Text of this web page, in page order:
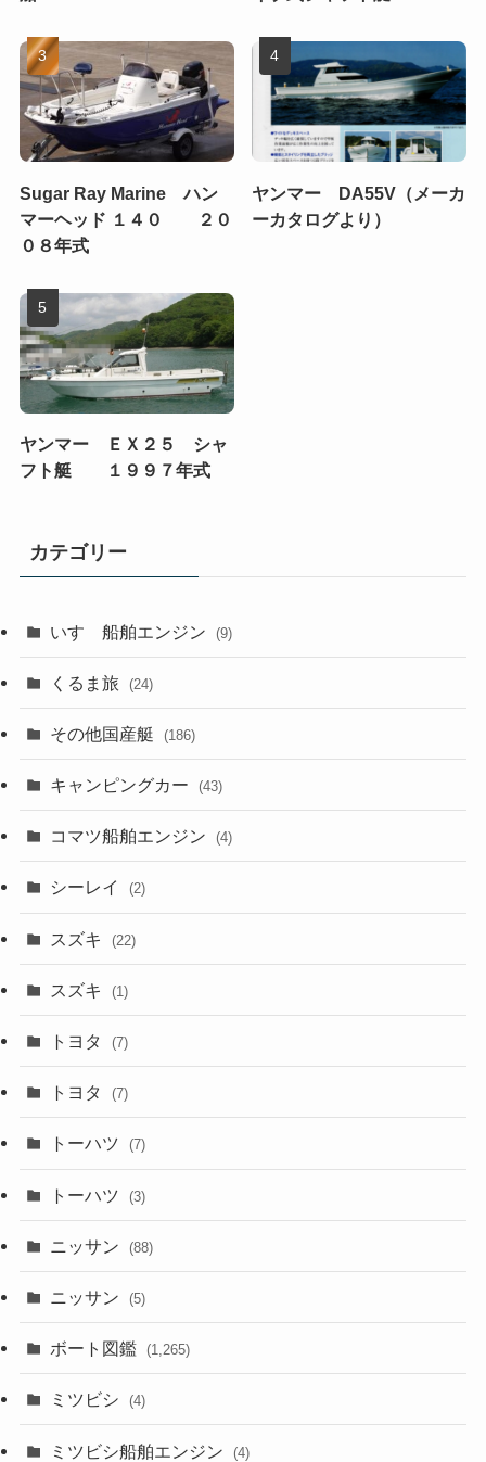
Sugar Ray Marine ハン
マーヘッド １４０ ２０
０８年式
ヤンマー DA55V（メーカ
ーカタログより）
ヤンマー ＥＸ２５ シャ
フト艇 １９９７年式
カテゴリー
いすゞ船舶エンジン (9)
くるま旅 (24)
その他国産艇 (186)
キャンピングカー (43)
コマツ船舶エンジン (4)
シーレイ (2)
スズキ (22)
スズキ (1)
トヨタ (7)
トヨタ (7)
トーハツ (7)
トーハツ (3)
ニッサン (88)
ニッサン (5)
ボート図鑑 (1,265)
ミツビシ (4)
ミツビシ船舶エンジン (4)